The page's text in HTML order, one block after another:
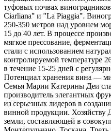
туфовых почвах
Ciarliana" и "La Piaggia".
250-350 метров над уровнем
15 до 40 лет. В процессе
мягкое прессование,
стали с использованием
контролируемой температуре
в течение 15-25 дней с
Потенциал хранения вина —
Семья Марии Катерины Деи
производитель элегантных
из серьезных лидеров в
винной продукции. Хозяйству
земли, составляющей в